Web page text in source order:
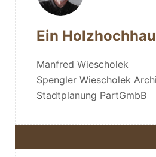
Ein
Manfred Wiescholek
Spengler Wiescholek
Stadtplanung PartGmbB